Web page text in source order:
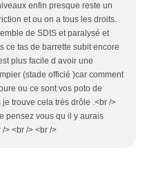
enfin presque reste un
et ou on a tous les droits.
de SDIS et paralysé et
ce tas de barrette subit encore
plus facile d avoir une
(stade officié )car comment
ou ce sont vos poto de
trouve cela très drôle .<br />
pensez vous qu il y aurais
/> <br /> <br />